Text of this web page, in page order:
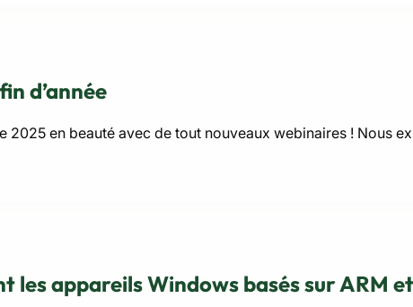
d’année
2025 en beauté avec de tout nouveaux webinaires ! Nous
les appareils Windows basés sur ARM